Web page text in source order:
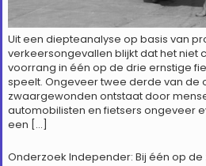
Uit een diepteanalyse op basis van
verkeersongevallen blijkt dat het niet
voorrang in één op de drie ernstige
speelt. Ongeveer twee derde van de
zwaargewonden ontstaat door
automobilisten en fietsers ongeveer
een […]
Onderzoek Independer: Bij één op